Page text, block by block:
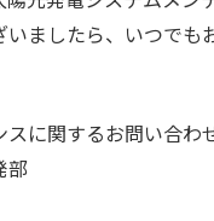
ましたら、いつで
に関するお問い合わ
部